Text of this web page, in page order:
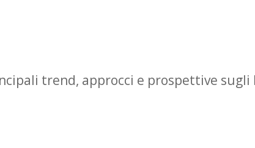
trend, approcci e prospettive sugli